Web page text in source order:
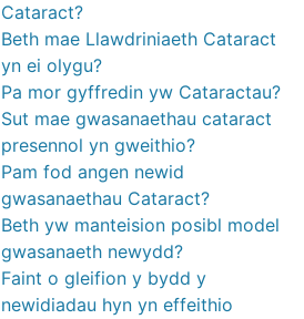
Cataract?
Beth mae Llawdriniaeth Cataract
yn ei olygu?
Pa mor gyffredin yw Cataractau?
Sut mae gwasanaethau cataract
presennol yn gweithio?
Pam fod angen newid
gwasanaethau Cataract?
Beth yw manteision posibl model
gwasanaeth newydd?
Faint o gleifion y bydd y
newidiadau hyn yn effeithio